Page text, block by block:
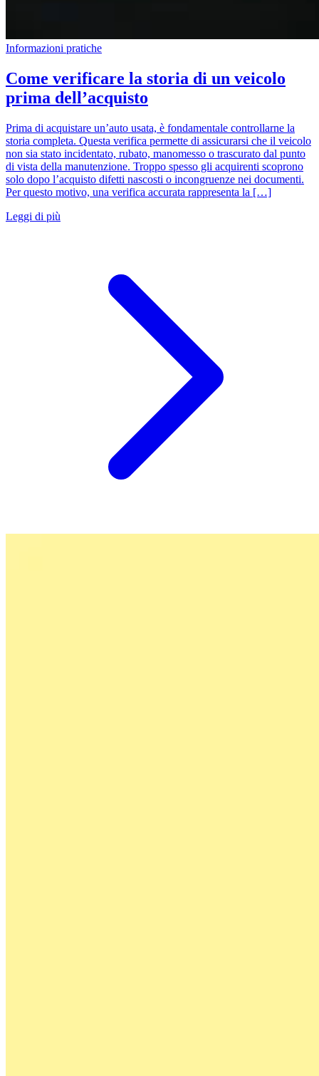
Informazioni pratiche
Come verificare la storia di un veicolo
prima dell’acquisto
Prima di acquistare un’auto usata, è fondamentale controllarne la
storia completa. Questa verifica permette di assicurarsi che il veicolo
non sia stato incidentato, rubato, manomesso o trascurato dal punto
di vista della manutenzione. Troppo spesso gli acquirenti scoprono
solo dopo l’acquisto difetti nascosti o incongruenze nei documenti.
Per questo motivo, una verifica accurata rappresenta la […]
Leggi di più